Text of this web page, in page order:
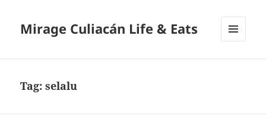
Mirage Culiacán Life & Eats
Tag:selalu